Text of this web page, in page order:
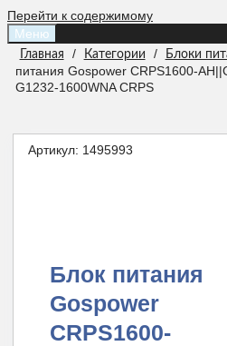
Перейти к содержимому
Меню
Главная / Категории / Блоки
питания Gospower CRPS1600-
G1232-1600WNA CRPS
Артикул: 1495993
Блок питания
Gospower
CRPS1600-